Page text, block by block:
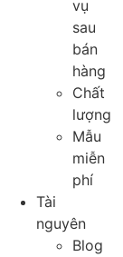
vụ
sau
bán
hàng
Chất
lượng
Mẫu
miễn
phí
Tài
nguyên
Blog